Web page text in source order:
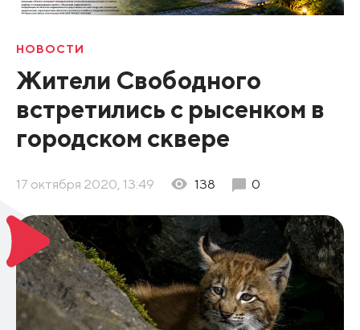
НОВОСТИ
Жители Свободного
встретились с рысенком в
городском сквере
17 октября 2020, 13:49 138 0